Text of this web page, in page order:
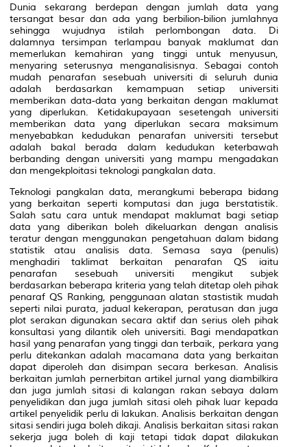
Dunia sekarang berdepan dengan jumlah data yang
tersangat besar dan ada yang berbilion-bilion jumlahnya
sehingga wujudnya istilah perlombongan data. Di
dalamnya tersimpan terlampau banyak maklumat dan
memerlukan kemahiran yang tinggi untuk menyusun,
menyaring seterusnya menganalisisnya. Sebagai contoh
mudah penarafan sesebuah universiti di seluruh dunia
adalah berdasarkan kemampuan setiap universiti
memberikan data-data yang berkaitan dengan maklumat
yang diperlukan. Ketidakupayaan sesetengah universiti
memberikan data yang diperlukan secara maksimum
menyebabkan kedudukan penarafan universiti tersebut
adalah bakal berada dalam kedudukan keterbawah
berbanding dengan universiti yang mampu mengadakan
dan mengekploitasi teknologi pangkalan data.
Teknologi pangkalan data, merangkumi beberapa bidang
yang berkaitan seperti komputasi dan juga berstatistik.
Salah satu cara untuk mendapat maklumat bagi setiap
data yang diberikan boleh dikeluarkan dengan analisis
teratur dengan menggunakan pengetahuan dalam bidang
statistik atau analisis data. Semasa saya (penulis)
menghadiri taklimat berkaitan penarafan QS iaitu
penarafan sesebuah universiti mengikut subjek
berdasarkan beberapa kriteria yang telah ditetap oleh pihak
penaraf QS Ranking, penggunaan alatan stastistik mudah
seperti nilai purata, jadual kekerapan, peratusan dan juga
plot serakan digunakan secara aktif dan serius oleh pihak
konsultasi yang dilantik oleh universiti. Bagi mendapatkan
hasil yang penarafan yang tinggi dan terbaik, perkara yang
perlu ditekankan adalah macamana data yang berkaitan
dapat diperoleh dan disimpan secara berkesan. Analisis
berkaitan jumlah pernerbitan artikel jurnal yang diambilkira
dan juga jumlah sitasi di kalangan rakan sebaya dalam
penyelidikan dan juga jumlah sitasi oleh pihak luar kepada
artikel penyelidik perlu di lakukan. Analisis berkaitan dengan
sitasi sendiri juga boleh dikaji. Analisis berkaitan sitasi rakan
sekerja juga boleh di kaji tetapi tidak dapat dilakukan